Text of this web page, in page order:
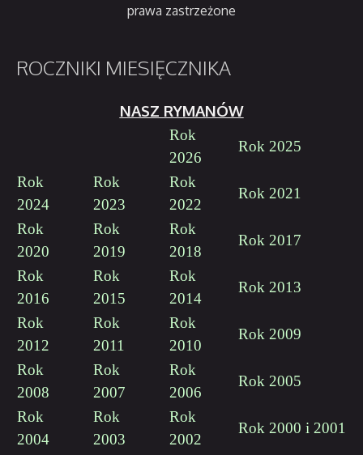
prawa zastrzeżone
ROCZNIKI MIESIĘCZNIKA
NASZ RYMANÓW
Rok
2026
Rok 2025
Rok
2024
Rok
2023
Rok
2022
Rok 2021
Rok
2020
Rok
2019
Rok
2018
Rok 2017
Rok
2016
Rok
2015
Rok
2014
Rok 2013
Rok
2012
Rok
2011
Rok
2010
Rok 2009
Rok
2008
Rok
2007
Rok
2006
Rok 2005
Rok
2004
Rok
2003
Rok
2002
Rok 2000 i 2001